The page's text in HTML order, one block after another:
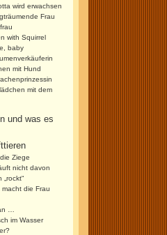
wird erwachsen
Frau
with Squirrel
baby
mit Hund
mit dem
und was es
Ziege
nicht davon
die Frau
…
im Wasser